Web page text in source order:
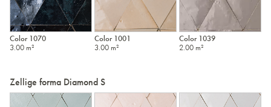
Color 1070
3.00 m²
Color 1001
3.00 m²
Color 1039
2.00 m²
Zellige forma Diamond S